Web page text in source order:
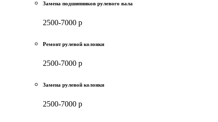
Замена подшипников рулевого вала
2500-7000 р
Ремонт рулевой колонки
2500-7000 р
Замена рулевой колонки
2500-7000 р